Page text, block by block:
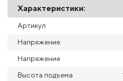
Характеристики:
Артикул
Напряжение
Напряжение
Высота подъема